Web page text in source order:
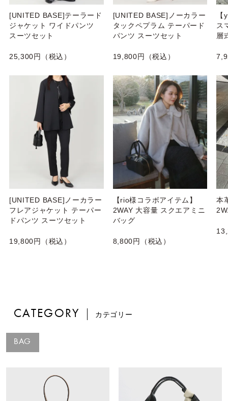
[UNITED BASE]テーラード
ジャケット ワイドパンツ
スーツセット
25,300円（税込）
[UNITED BASE]ノーカラー
フレアジャケット テーパー
ドパンツ スーツセット
19,800円（税込）
[UNITED BASE]ノーカラー
タックペプラム テーパード
パンツ スーツセット
19,800円（税込）
【rio様コラボアイテム】
2WAY 大容量 スクエアミニ
バッグ
8,800円（税込）
ス
層
本
CATEGORY カテゴリー
BAG